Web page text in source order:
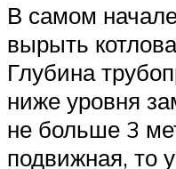
В самом
вырыть
Глубина
ниже уровня
не больше 3
подвижная, то